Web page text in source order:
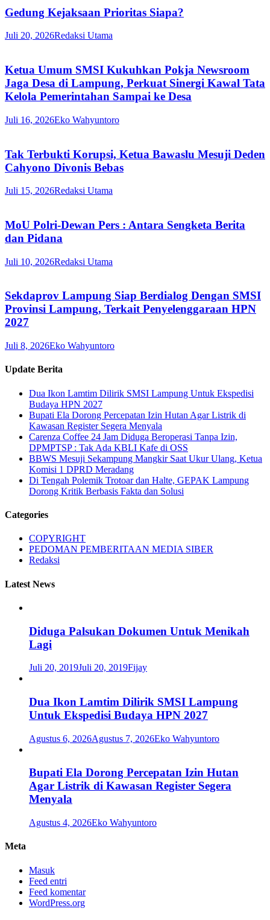
Gedung Kejaksaan Prioritas Siapa?
Juli 20, 2026Redaksi Utama
Ketua Umum SMSI Kukuhkan Pokja Newsroom
Jaga Desa di Lampung, Perkuat Sinergi Kawal Tata
Kelola Pemerintahan Sampai ke Desa
Juli 16, 2026Eko Wahyuntoro
Tak Terbukti Korupsi, Ketua Bawaslu Mesuji Deden
Cahyono Divonis Bebas
Juli 15, 2026Redaksi Utama
MoU Polri-Dewan Pers : Antara Sengketa Berita
dan Pidana
Juli 10, 2026Redaksi Utama
Sekdaprov Lampung Siap Berdialog Dengan SMSI
Provinsi Lampung, Terkait Penyelenggaraan HPN
2027
Juli 8, 2026Eko Wahyuntoro
Update Berita
Dua Ikon Lamtim Dilirik SMSI Lampung Untuk Ekspedisi
Budaya HPN 2027
Bupati Ela Dorong Percepatan Izin Hutan Agar Listrik di
Kawasan Register Segera Menyala
Carenza Coffee 24 Jam Diduga Beroperasi Tanpa Izin,
DPMPTSP : Tak Ada KBLI Kafe di OSS
BBWS Mesuji Sekampung Mangkir Saat Ukur Ulang, Ketua
Komisi 1 DPRD Meradang
Di Tengah Polemik Trotoar dan Halte, GEPAK Lampung
Dorong Kritik Berbasis Fakta dan Solusi
Categories
COPYRIGHT
PEDOMAN PEMBERITAAN MEDIA SIBER
Redaksi
Latest News
Diduga Palsukan Dokumen Untuk Menikah
Lagi
Juli 20, 2019Juli 20, 2019Fijay
Dua Ikon Lamtim Dilirik SMSI Lampung
Untuk Ekspedisi Budaya HPN 2027
Agustus 6, 2026Agustus 7, 2026Eko Wahyuntoro
Bupati Ela Dorong Percepatan Izin Hutan
Agar Listrik di Kawasan Register Segera
Menyala
Agustus 4, 2026Eko Wahyuntoro
Meta
Masuk
Feed entri
Feed komentar
WordPress.org